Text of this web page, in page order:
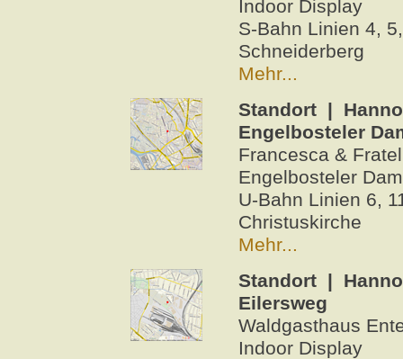
Indoor Display
S-Bahn Linien 4,
Schneiderberg
Mehr...
Standort |
Engelbosteler
Francesca &
Engelbosteler
U-Bahn Linien 6,
Christuskirche
Mehr...
Standort |
Eilersweg
Waldgasthaus
Indoor Display